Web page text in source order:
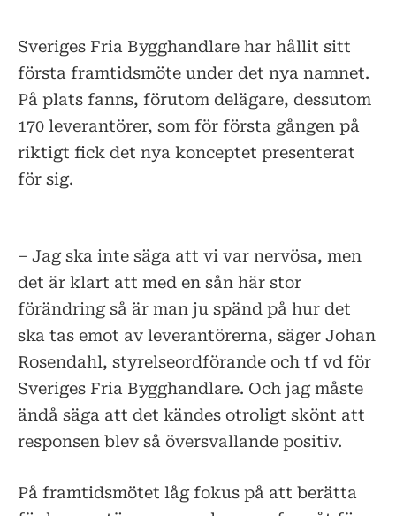
Sveriges Fria Bygghandlare har hållit sitt
första framtidsmöte under det nya namnet.
På plats fanns, förutom delägare, dessutom
170 leverantörer, som för första gången på
riktigt fick det nya konceptet presenterat
för sig.
– Jag ska inte säga att vi var nervösa, men
det är klart att med en sån här stor
förändring så är man ju spänd på hur det
ska tas emot av leverantörerna, säger Johan
Rosendahl, styrelseordförande och tf vd för
Sveriges Fria Bygghandlare. Och jag måste
ändå säga att det kändes otroligt skönt att
responsen blev så översvallande positiv.
På framtidsmötet låg fokus på att berätta